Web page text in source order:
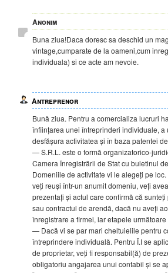
Anonim
Buna ziua!Daca doresc sa deschid un
vintage,cumparate de la oameni,cum
individuala) si ce acte am nevoie.
Antreprenor
Bună ziua. Pentru a comercializa lucruri
înființarea unei întreprinderi individuale,
desfășura activitatea și în baza patentei
— S.R.L. este o formă organizatorico-
Camera Înregistrării de Stat cu buletinul
Domeniile de activitate vi le alegeți pe
veți reuși într-un anumit domeniu, veți
prezentați și actul care confirmă că
sau contractul de arendă, dacă nu aveți
înregistrare a firmei, iar etapele
— Dacă vi se par mari cheltuielile pentru
întreprindere individuală. Pentru Î.I se
de proprietar, veți fi responsabil(ă) de
obligatoriu angajarea unui contabil și se